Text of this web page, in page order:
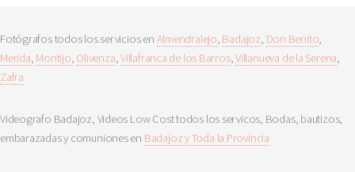
Fotógrafos todos los servicios en Almendralejo, Badajoz, Don Benito,
Merida, Montijo, Olivenza,Villafranca de los Barros,Villanueva de la Serena,
Zafra
Videografo Badajoz, Videos Low Cost todos los servicos, Bodas, bautizos,
embarazadas y comuniones en Badajoz y Toda la Provincia